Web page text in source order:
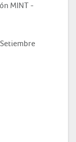
MINT -